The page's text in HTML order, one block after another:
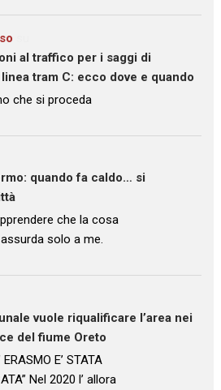
al traffico per i saggi di
tram C: ecco dove e quando
che si proceda
quando fa caldo… si
che la cosa
solo a me.
vuole riqualificare l’area nei
del fiume Oreto
E’ STATA
Nel 2020 l’ allora